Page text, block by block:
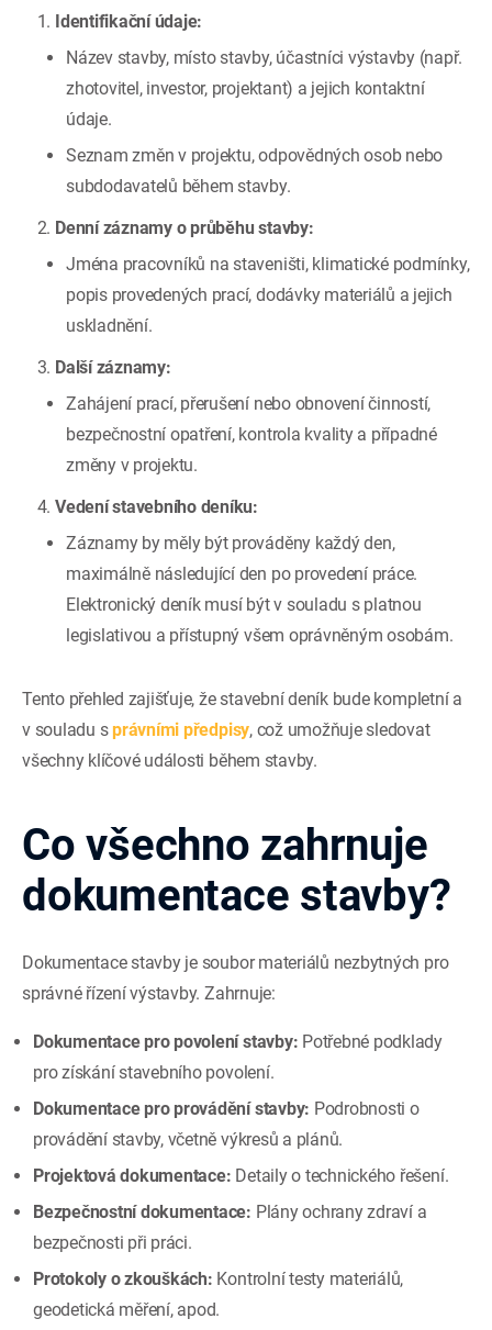
Identifikační údaje:
Název stavby, místo stavby, účastníci výstavby (např.
zhotovitel, investor, projektant) a jejich kontaktní
údaje.
Seznam změn v projektu, odpovědných osob nebo
subdodavatelů během stavby.
Denní záznamy o průběhu stavby:
Jména pracovníků na staveništi, klimatické podmínky,
popis provedených prací, dodávky materiálů a jejich
uskladnění.
Další záznamy:
Zahájení prací, přerušení nebo obnovení činností,
bezpečnostní opatření, kontrola kvality a případné
změny v projektu.
Vedení stavebního deníku:
Záznamy by měly být prováděny každý den,
maximálně následující den po provedení práce.
Elektronický deník musí být v souladu s platnou
legislativou a přístupný všem oprávněným osobám.
Tento přehled zajišťuje, že stavební deník bude kompletní a
v souladu správními předpisy, což umožňuje sledovat
všechny klíčové události během stavby.
Co všechno zahrnuje
dokumentace stavby?
Dokumentace stavby je soubor materiálů nezbytných pro
správné řízení výstavby. Zahrnuje:
Dokumentace pro povolení stavby: Potřebné podklady
pro získání stavebního povolení.
Dokumentace pro provádění stavby: Podrobnosti o
provádění stavby, včetně výkresů a plánů.
Projektová dokumentace: Detaily o technického řešení.
Bezpečnostní dokumentace: Plány ochrany zdraví a
bezpečnosti při práci.
Protokoly o zkouškách: Kontrolní testy materiálů,
geodetická měření, apod.